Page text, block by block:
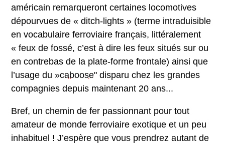
américain remarqueront certaines locomotives
dépourvues de « ditch-lights » (terme intraduisible
en vocabulaire ferroviaire français, littéralement
« feux de fossé, c’est à dire les feux situés sur ou
en contrebas de la plate-forme frontale) ainsi que
l’usage du »caboose" disparu chez les grandes
compagnies depuis maintenant 20 ans...
Bref, un chemin de fer passionnant pour tout
amateur de monde ferroviaire exotique et un peu
inhabituel ! J’espère que vous prendrez autant de